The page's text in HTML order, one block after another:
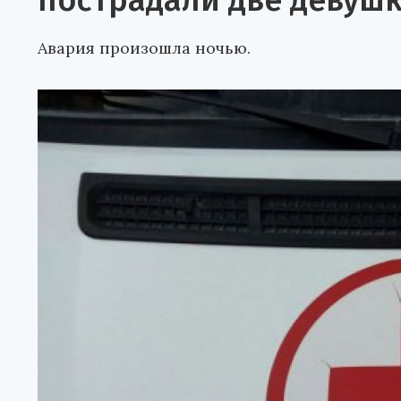
Авария произошла ночью.